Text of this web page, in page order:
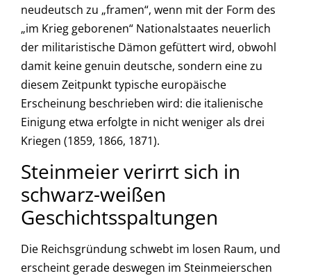
neudeutsch zu „framen“, wenn mit der Form des
„im Krieg geborenen“ Nationalstaates neuerlich
der militaristische Dämon gefüttert wird, obwohl
damit keine genuin deutsche, sondern eine zu
diesem Zeitpunkt typische europäische
Erscheinung beschrieben wird: die italienische
Einigung etwa erfolgte in nicht weniger als drei
Kriegen (1859, 1866, 1871).
Steinmeier verirrt sich in
schwarz-weißen
Geschichtsspaltungen
Die Reichsgründung schwebt im losen Raum, und
erscheint gerade deswegen im Steinmeierschen